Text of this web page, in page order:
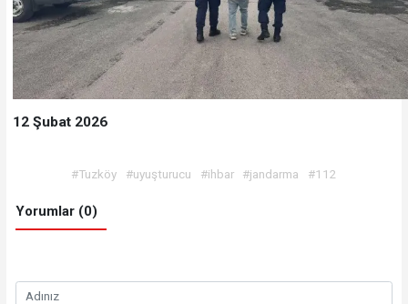
12 Şubat 2026
#Tuzköy #uyuşturucu #ihbar #jandarma #112
Yorumlar (0)